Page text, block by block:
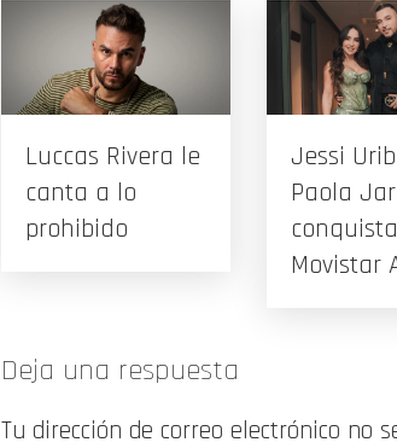
Luccas Rivera le
canta a lo
prohibido
Jessi
Paola
Movistar
Deja una respuesta
Tu dirección de correo electrónico no